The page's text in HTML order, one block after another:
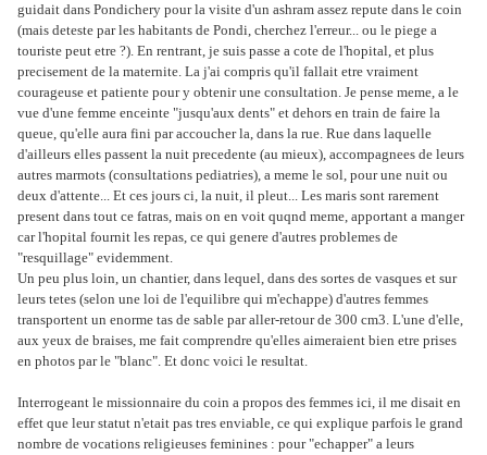
guidait dans Pondichery pour la visite d'un ashram assez repute dans le coin
(mais deteste par les habitants de Pondi, cherchez l'erreur... ou le piege a
touriste peut etre ?). En rentrant, je suis passe a cote de l'hopital, et plus
precisement de la maternite. La j'ai compris qu'il fallait etre vraiment
courageuse et patiente pour y obtenir une consultation. Je pense meme, a le
vue d'une femme enceinte "jusqu'aux dents" et dehors en train de faire la
queue, qu'elle aura fini par accoucher la, dans la rue. Rue dans laquelle
d'ailleurs elles passent la nuit precedente (au mieux), accompagnees de leurs
autres marmots (consultations pediatries), a meme le sol, pour une nuit ou
deux d'attente... Et ces jours ci, la nuit, il pleut... Les maris sont rarement
present dans tout ce fatras, mais on en voit quqnd meme, apportant a manger
car l'hopital fournit les repas, ce qui genere d'autres problemes de
"resquillage" evidemment.
Un peu plus loin, un chantier, dans lequel, dans des sortes de vasques et sur
leurs tetes (selon une loi de l'equilibre qui m'echappe) d'autres femmes
transportent un enorme tas de sable par aller-retour de 300 cm3. L'une d'elle,
aux yeux de braises, me fait comprendre qu'elles aimeraient bien etre prises
en photos par le "blanc". Et donc voici le resultat.
Interrogeant le missionnaire du coin a propos des femmes ici, il me disait en
effet que leur statut n'etait pas tres enviable, ce qui explique parfois le grand
nombre de vocations religieuses feminines : pour "echapper" a leurs